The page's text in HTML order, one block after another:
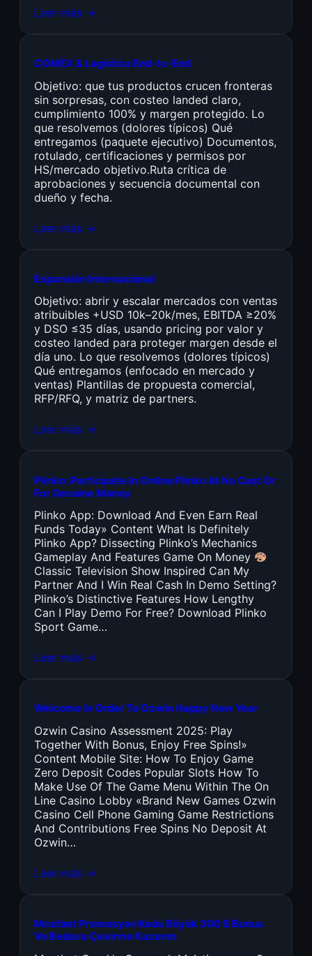
Leer más →
COMEX & Logística End-to-End
Objetivo: que tus productos crucen fronteras
sin sorpresas, con costeo landed claro,
cumplimiento 100% y margen protegido. Lo
que resolvemos (dolores típicos) Qué
entregamos (paquete ejecutivo) Documentos,
rotulado, certificaciones y permisos por
HS/mercado objetivo.Ruta crítica de
aprobaciones y secuencia documental con
dueño y fecha.
Leer más →
Expansión Internacional
Objetivo: abrir y escalar mercados con ventas
atribuibles +USD 10k–20k/mes, EBITDA ≥20%
y DSO ≤35 días, usando pricing por valor y
costeo landed para proteger margen desde el
día uno. Lo que resolvemos (dolores típicos)
Qué entregamos (enfocado en mercado y
ventas) Plantillas de propuesta comercial,
RFP/RFQ, y matriz de partners.
Leer más →
Plinko: Participate In Online Plinko At No Cost Or
For Genuine Money
Plinko App: Download And Even Earn Real
Funds Today» Content What Is Definitely
Plinko App? Dissecting Plinko’s Mechanics
Gameplay And Features Game On Money
Classic Television Show Inspired Can My
Partner And I Win Real Cash In Demo Setting?
Plinko’s Distinctive Features How Lengthy
Can I Play Demo For Free? Download Plinko
Sport Game…
Leer más →
Welcome In Order To Ozwin Happy New Year
Ozwin Casino Assessment 2025: Play
Together With Bonus, Enjoy Free Spins!»
Content Mobile Site: How To Enjoy Game
Zero Deposit Codes Popular Slots How To
Make Use Of The Game Menu Within The On
Line Casino Lobby «Brand New Games Ozwin
Casino Cell Phone Gaming Game Restrictions
And Contributions Free Spins No Deposit At
Ozwin…
Leer más →
Mostbet Promosyon Kodu Büyük 300 $ Bonus
Ve Bedava Çevirme Kazanın